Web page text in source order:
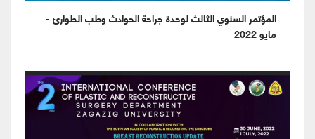
المؤتمر السنوي الثالث لوحدة جراحة الحوادث وطب الطوارئ -
مايو 2022